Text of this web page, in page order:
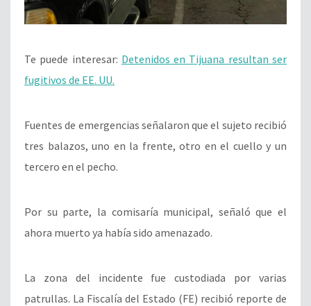
Te puede interesar: Detenidos en Tijuana resultan ser
fugitivos de EE. UU.
Fuentes de emergencias señalaron que el sujeto recibió
tres balazos, uno en la frente, otro en el cuello y un
tercero en el pecho.
Por su parte, la comisaría municipal, señaló que el
ahora muerto ya había sido amenazado.
La zona del incidente fue custodiada por varias
patrullas. La Fiscalía del Estado (FE) recibió reporte de